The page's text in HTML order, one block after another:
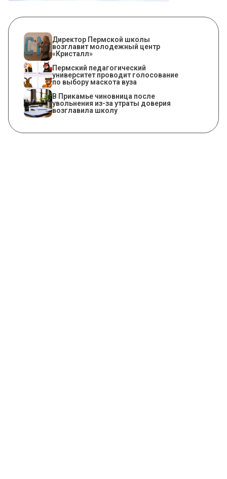
​Директор Пермской школы
возглавит молодежный центр
«Кристалл»
Пермский педагогический
университет проводит голосование
по выбору маскота вуза
В Прикамье чиновница после
увольнения из-за утраты доверия
возглавила школу